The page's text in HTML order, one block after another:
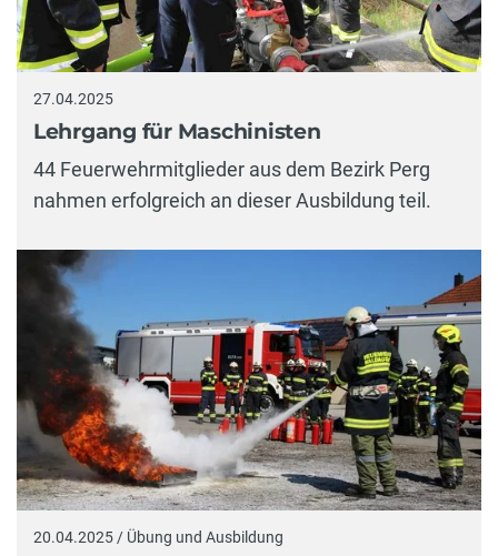
27.04.2025
Lehrgang für Maschinisten
44 Feuerwehrmitglieder aus dem Bezirk Perg
nahmen erfolgreich an dieser Ausbildung teil.
20.04.2025 / Übung und Ausbildung